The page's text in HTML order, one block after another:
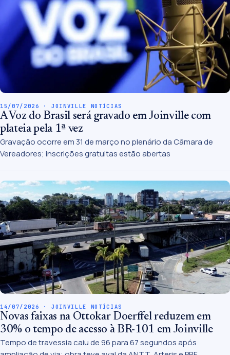
15/07/2026 · JOINVILLE NOTÍCIAS
A Voz do Brasil será gravado em Joinville com
plateia pela 1ª vez
Gravação ocorre em 31 de março no plenário da Câmara de
Vereadores; inscrições gratuitas estão abertas
14/07/2026 · JOINVILLE NOTÍCIAS
Novas faixas na Ottokar Doerffel reduzem em
30% o tempo de acesso à BR-101 em Joinville
Tempo de travessia caiu de 96 para 67 segundos após